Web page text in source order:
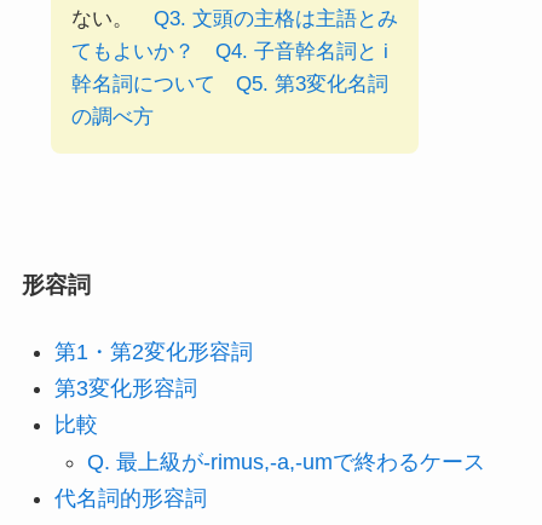
ない。 Q3. 文頭の主格は主語とみ
てもよいか？
Q4. 子音幹名詞と i
幹名詞について
Q5. 第3変化名詞
の調べ方
形容詞
第1・第2変化形容詞
第3変化形容詞
比較
Q. 最上級が-rimus,-a,-umで終わるケース
代名詞的形容詞